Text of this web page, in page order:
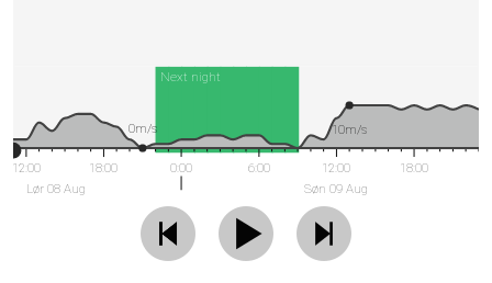
Next night
12:00
Lør 08 Aug
18:00 0:00 6:00
12:00
Søn 09 Aug
18:00
10m/s
0m/s